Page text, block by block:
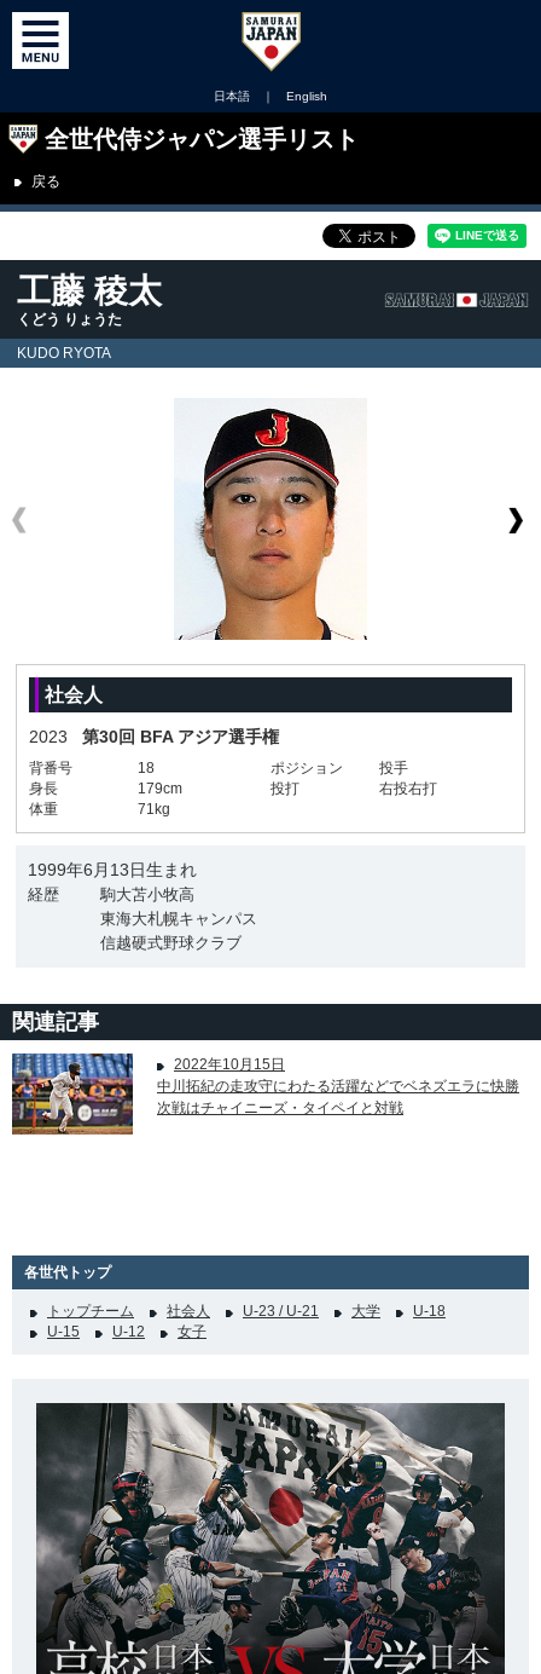
日本語 ｜ English
全世代侍ジャパン選手リスト
戻る
工藤 稜太
くどう りょうた
KUDO RYOTA
社会人
2023 第30回 BFA アジア選手権
背番号 18 ポジション
投手
身長
179cm 投打
右投右打
体重
71kg
1999年6月13日生まれ
経歴
駒大苫小牧高
東海大札幌キャンパス
信越硬式野球クラブ
関連記事
2022年10月15日
中川拓紀の走攻守にわたる活躍などでベネズエラに快勝
次戦はチャイニーズ・タイペイと対戦
各世代トップ
トップチーム 社会人 U-23 / U-21 大学
U-18
U-15
U-12 女子